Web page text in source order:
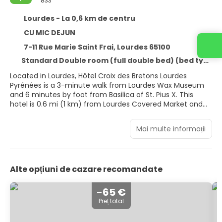
Lourdes - La 0,6 km de centru
CU MIC DEJUN
7-11 Rue Marie Saint Frai, Lourdes 65100
Standard Double room (full double bed) (bed type is subject to availability)
Located in Lourdes, Hôtel Croix des Bretons Lourdes
Pyrénées is a 3-minute walk from Lourdes Wax Museum
and 6 minutes by foot from Basilica of St. Pius X. This
hotel is 0.6 mi (1 km) from Lourdes Covered Market and
Take advantage of recreation opportunities such as
bicycles to rent or take in the view from a terrace and a
garden. Additional amenities at this hotel include
services, and a television in a common area.
Stay in one of 174 guestrooms featuring flat-screen
televisions. Complimentary wireless internet access keeps
you connected, and satellite programming is available for
Mai multe informații
Alte opțiuni de cazare recomandate
-65 €
Preț total